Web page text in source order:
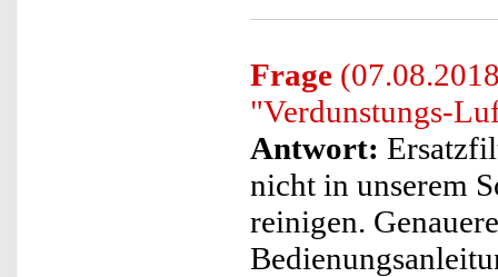
Frage
"Verdunstungs-
Antwort:
nicht in unserem
reinigen.